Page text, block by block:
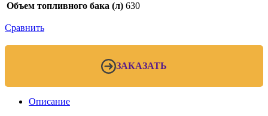
Объем топливного бака (л) 630
Сравнить
ЗАКАЗАТЬ
Описание